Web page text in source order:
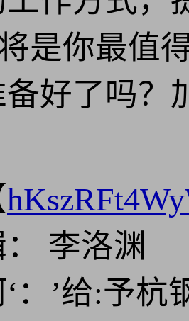
是你最值
好了吗？
李洛渊
：’给:予杭